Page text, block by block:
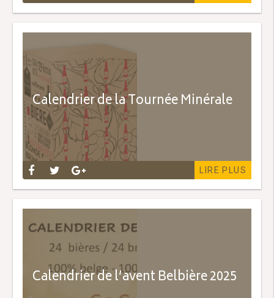
Calendrier de la Tournée Minérale
LIRE PLUS
Calendrier de l’avent Belbière 2025